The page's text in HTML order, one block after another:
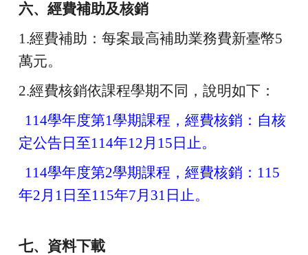
六、經費補助及核銷
1.經費補助：每案最高補助業務費新臺幣5
萬元。
2.經費核銷依課程學期不同，說明如下：
114學年度第1學期課程，經費核銷：自核
定公告日至114年12月15日止。
114學年度第2學期課程，經費核銷：115
年2月1日至115年7月31日止。
七、資料下載